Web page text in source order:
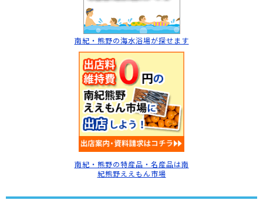
南紀・熊野の海水浴場が探せます
南紀・熊野の特産品・名産品は南
紀熊野ええもん市場